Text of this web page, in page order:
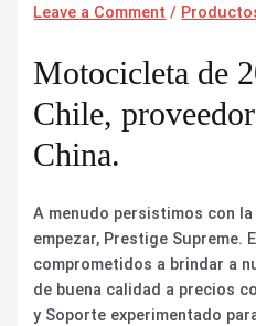
Leave a Comment /
Motocicleta de
Chile,
China.
A menudo persistimos con
empezar, Prestige Supreme.
comprometidos a brindar a
de buena calidad a precios
y Soporte experimentado